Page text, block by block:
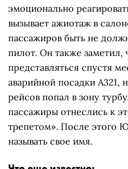
эмоционально
вызывает ажиотаж в
пассажиров быть не
пилот. Он также заметил,
представляться спустя
аварийной посадки A321,
рейсов попал в зону
пассажиры отнеслись к
трепетом». После этого
называть свое имя.